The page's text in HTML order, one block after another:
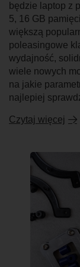
będzie laptop z
5, 16 GB
większą
poleasingowe
wydajność,
wiele nowych
na jakie
najlepiej
Czytaj więcej